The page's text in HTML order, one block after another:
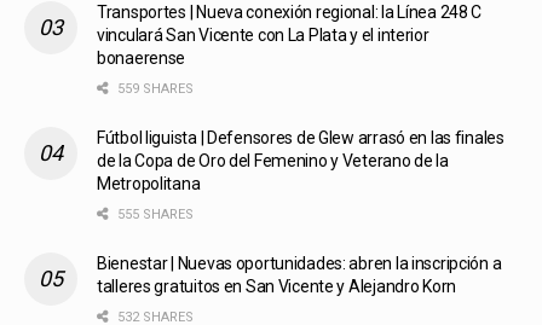
Transportes | Nueva conexión regional: la Línea 248 C
vinculará San Vicente con La Plata y el interior
bonaerense
559 SHARES
Fútbol liguista | Defensores de Glew arrasó en las finales
de la Copa de Oro del Femenino y Veterano de la
Metropolitana
555 SHARES
Bienestar | Nuevas oportunidades: abren la inscripción a
talleres gratuitos en San Vicente y Alejandro Korn
532 SHARES